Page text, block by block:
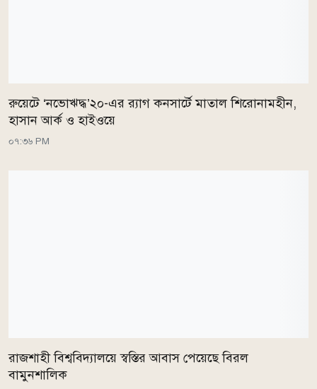
রুয়েটে ‘নভোঋদ্ধ’২০-এর র‍্যাগ কনসার্টে মাতাল শিরোনামহীন,
হাসান আর্ক ও হাইওয়ে
০৭:৩৬ PM
রাজশাহী বিশ্ববিদ্যালয়ে স্বস্তির আবাস পেয়েছে বিরল
বামুনশালিক